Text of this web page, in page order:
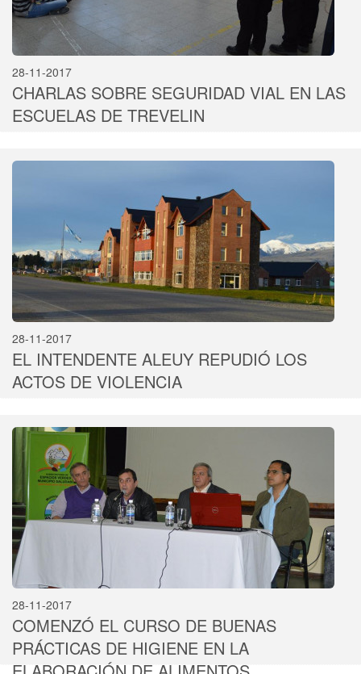
28-11-2017
CHARLAS SOBRE SEGURIDAD VIAL EN LAS
ESCUELAS DE TREVELIN
28-11-2017
EL INTENDENTE ALEUY REPUDIÓ LOS
ACTOS DE VIOLENCIA
28-11-2017
COMENZÓ EL CURSO DE BUENAS
PRÁCTICAS DE HIGIENE EN LA